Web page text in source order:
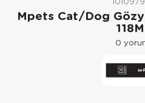
Mpets Cat/Dog
0